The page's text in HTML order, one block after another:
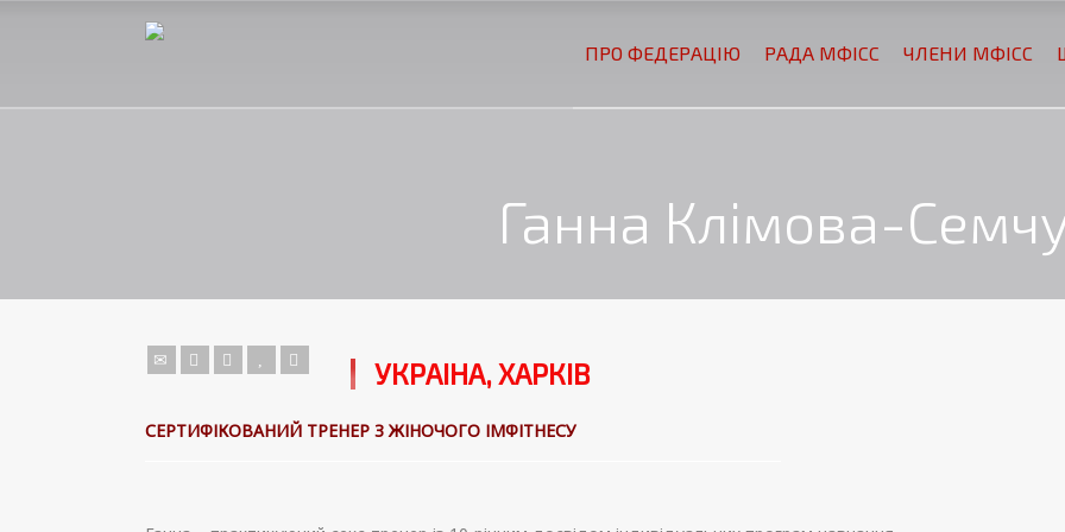
ПРО ФЕДЕРАЦІЮ РАДА МФІСС ЧЛЕНИ МФІСС
Ганна Клімова-
УКРАІНА, ХАРКІВ
СЕРТИФІКОВАНИЙ ТРЕНЕР З ЖІНОЧОГО ІМФІТНЕСУ